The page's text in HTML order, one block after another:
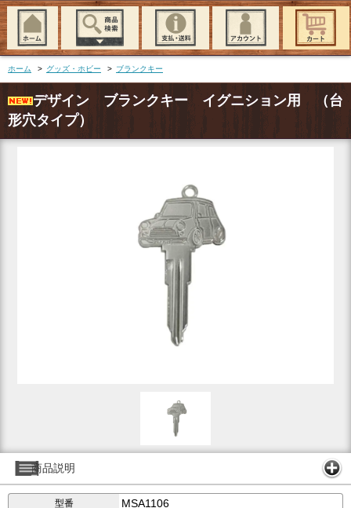
ホーム > グッズ・ホビー > ブランクキー
デザイン ブランクキー イグニション用 （台
形穴タイプ）
商品説明
型番 MSA1106